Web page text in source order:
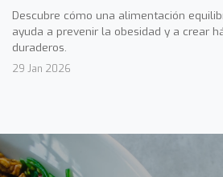
Descubre cómo una alimentación
ayuda a prevenir la obesidad y a crear
duraderos.
29 Jan 2026